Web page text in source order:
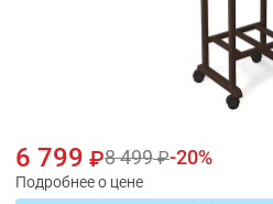
6 799 8 499 20
Подробнее о цене